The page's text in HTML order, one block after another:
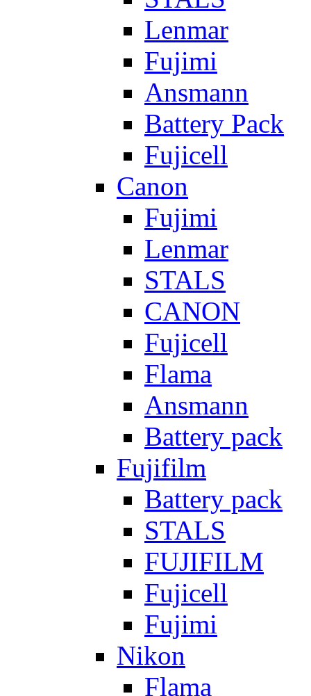
Lenmar
Fujimi
Ansmann
Battery Pack
Fujicell
Canon
Fujimi
Lenmar
STALS
CANON
Fujicell
Flama
Ansmann
Battery pack
Fujifilm
Battery pack
STALS
FUJIFILM
Fujicell
Fujimi
Nikon
Flama